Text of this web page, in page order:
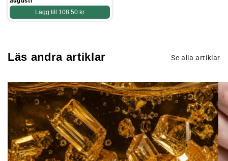
Lägg till 108.50 kr
Läs andra artiklar Se alla artiklar